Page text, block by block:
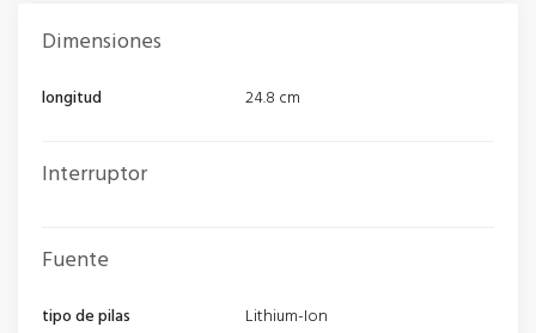
Dimensiones
longitud 24.8 cm
Interruptor
Fuente
tipo de pilas
Lithium-Ion